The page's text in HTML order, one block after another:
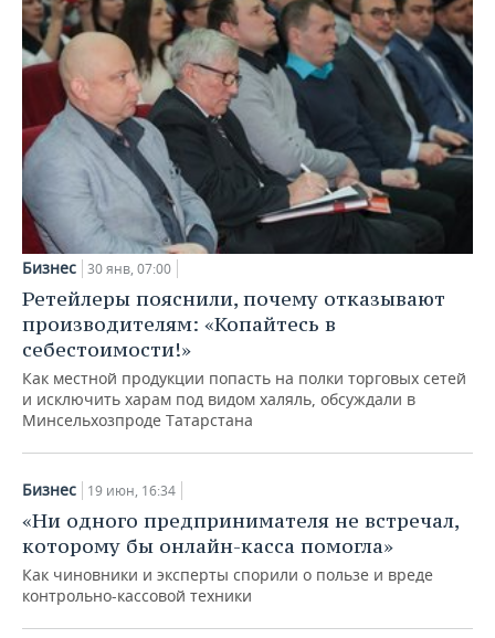
Бизнес 30 янв, 07:00
Ретейлеры пояснили, почему отказывают
производителям: «Копайтесь в
себестоимости!»
Как местной продукции попасть на полки торговых сетей
и исключить харам под видом халяль, обсуждали в
Минсельхозпроде Татарстана
Бизнес 19 июн, 16:34
«Ни одного предпринимателя не встречал,
которому бы онлайн-касса помогла»
Как чиновники и эксперты спорили о пользе и вреде
контрольно-кассовой техники